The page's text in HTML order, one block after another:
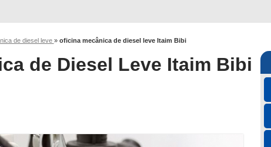
de diesel leve » oficina mecânica de diesel leve Itaim Bibi
de Diesel Leve Itaim Bibi